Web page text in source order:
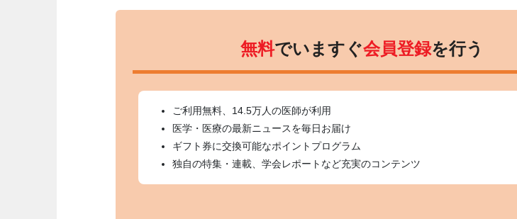
無料でいますぐ会員登録を行う
ご利用無料、14.5万人の医師が利用
医学・医療の最新ニュースを毎日お届け
ギフト券に交換可能なポイントプログラム
独自の特集・連載、学会レポートなど充実のコンテンツ